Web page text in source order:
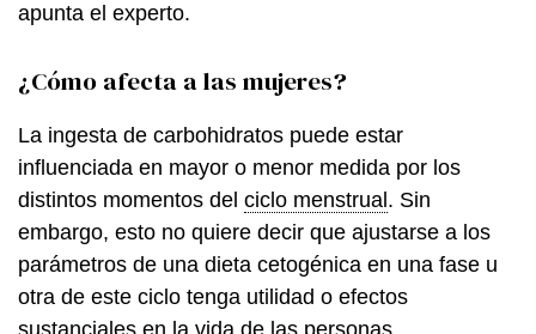
apunta el experto.
¿Cómo afecta a las mujeres?
La ingesta de carbohidratos puede estar
influenciada en mayor o menor medida por los
distintos momentos del ciclo menstrual . Sin
embargo, esto no quiere decir que ajustarse a los
parámetros de una dieta cetogénica en una fase u
otra de este ciclo tenga utilidad o efectos